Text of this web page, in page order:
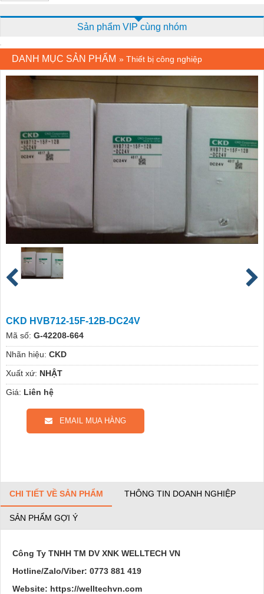
Sản phẩm VIP cùng nhóm
DANH MỤC SẢN PHẨM » Thiết bị công nghiệp
CKD HVB712-15F-12B-DC24V
Mã số: G-42208-664
Nhãn hiệu: CKD
Xuất xứ: NHẬT
Giá: Liên hệ
EMAIL MUA HÀNG
CHI TIẾT VỀ SẢN PHẨM THÔNG TIN DOANH NGHIỆP
SẢN PHẨM GỢI Ý
Công Ty TNHH TM DV XNK WELLTECH VN
Hotline/Zalo/Viber: 0773 881 419
Website: https://welltechvn.com